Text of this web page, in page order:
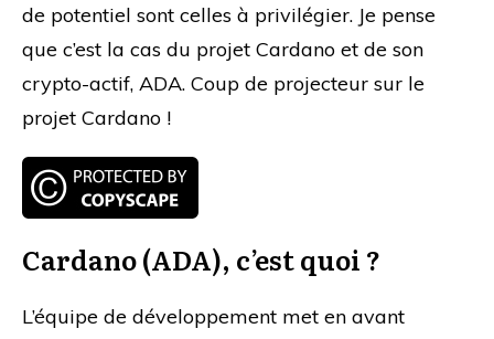
de potentiel sont celles à privilégier. Je pense
que c’est la cas du projet Cardano et de son
crypto-actif, ADA. Coup de projecteur sur le
projet Cardano !
Cardano (ADA), c’est quoi ?
L’équipe de développement met en avant